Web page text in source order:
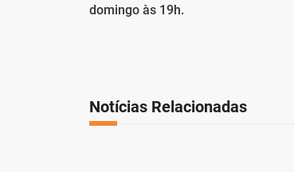
domingo às 19h.
Notícias Relacionadas